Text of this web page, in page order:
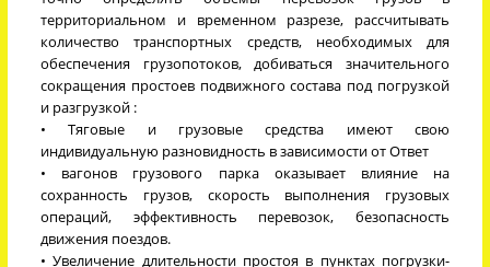
территориальном и временном разрезе, рассчитывать
количество транспортных средств, необходимых для
обеспечения грузопотоков, добиваться значительного
сокращения простоев подвижного состава под погрузкой
и разгрузкой :
• Тяговые и грузовые средства имеют свою
индивидуальную разновидность в зависимости от Ответ
• вагонов грузового парка оказывает влияние на
сохранность грузов, скорость выполнения грузовых
операций, эффективность перевозок, безопасность
движения поездов.
• Увеличение длительности простоя в пунктах погрузки-